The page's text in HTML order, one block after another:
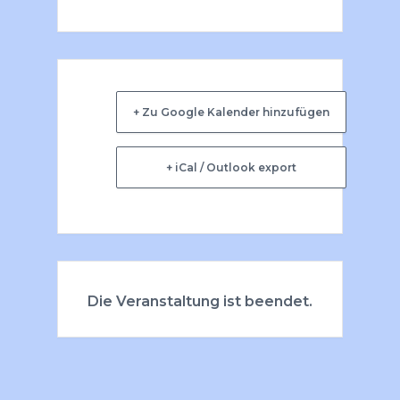
+ Zu Google Kalender hinzufügen
+ iCal / Outlook export
Die Veranstaltung ist beendet.